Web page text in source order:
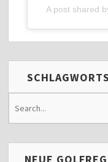
A post shared